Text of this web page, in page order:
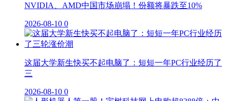
NVIDIA、AMD中国市场崩塌！份额将暴跌至10%
2026-08-10 0
这届大学新生快买不起电脑了：短短一年PC行业经历了
三
2026-08-10 0